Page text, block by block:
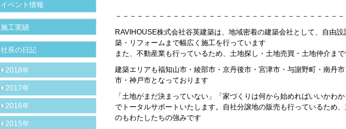
－－－－－－－－－－－－－－－－－－－－－－－－－－－－－－－
RAVIHOUSE株式会社谷英建築は、地域密着の建築会社として、自由
築・リフォームまで幅広く施工を行っています
また、不動産業も行っているため、土地探し・土地売買・土地仲介ま
建築エリアも福知山市・綾部市・京丹後市・宮津市・与謝野町・南丹
市・神戸市となっております
「土地がまだ決まっていない」「家づくりは何から始めればいいかわ
でトータルサポートいたします。自社分譲地の販売も行っているため
のもわたしたちの強みです
イベント情報
施工実績
社長の日記
2018年
2017年
2016年
2015年